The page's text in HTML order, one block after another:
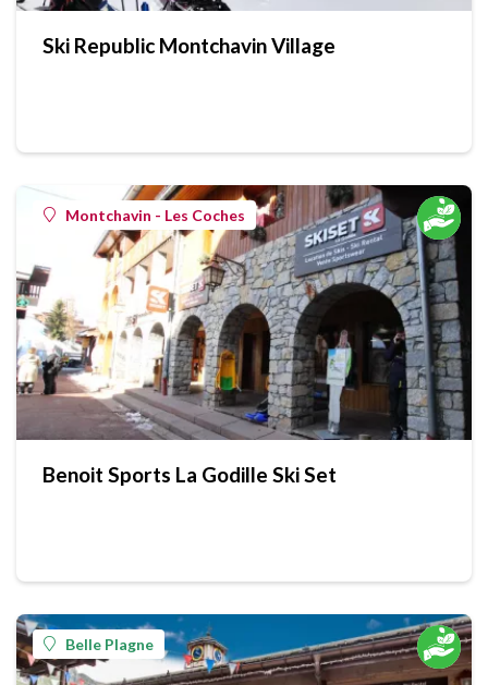
Ski Republic Montchavin Village
Montchavin - Les Coches
Benoit Sports La Godille Ski Set
Belle Plagne